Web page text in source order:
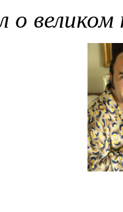
о великом